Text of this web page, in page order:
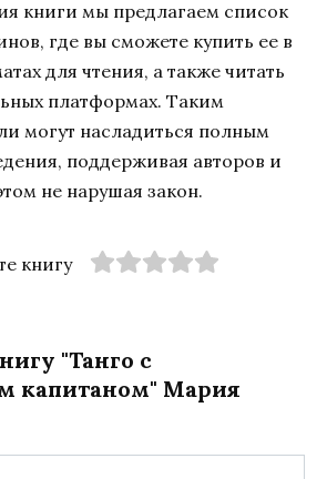
книги мы предлагаем список
где вы сможете купить ее в
для чтения, а также читать
платформах. Таким
могут насладиться полным
поддерживая авторов и
не нарушая закон.
книгу
"Танго с
капитаном" Мария